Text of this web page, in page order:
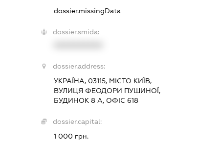
dossier.missingData
dossier.smida:
dossier.address:
УКРАЇНА, 03115, МІСТО КИЇВ,
ВУЛИЦЯ ФЕОДОРИ ПУШИНОЇ,
БУДИНОК 8 А, ОФІС 618
dossier.capital:
1 000 грн.